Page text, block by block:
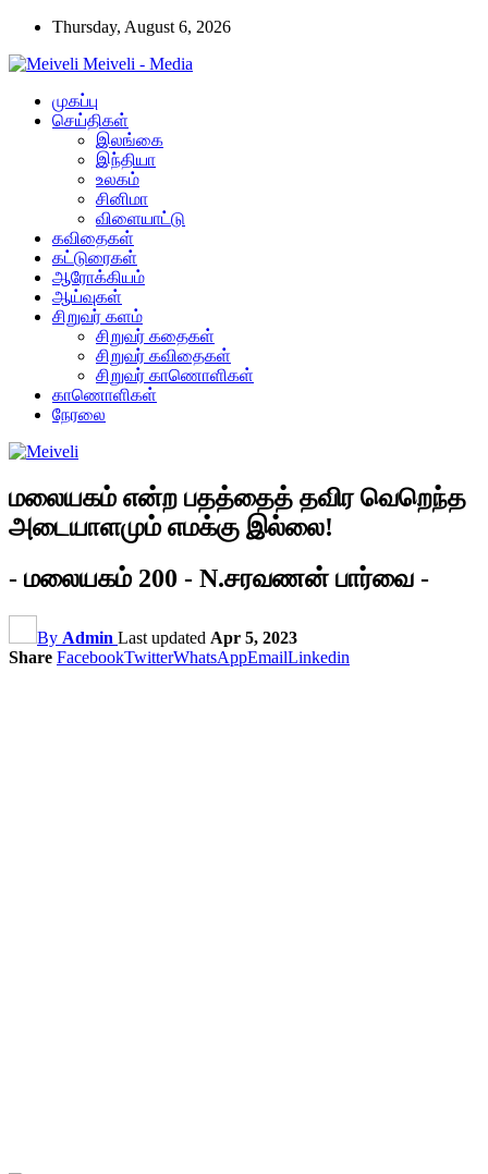
Thursday, August 6, 2026
Meiveli - Media
முகப்பு
செய்திகள்
இலங்கை
இந்தியா
உலகம்
சினிமா
விளையாட்டு
கவிதைகள்
கட்டுரைகள்
ஆரோக்கியம்
ஆய்வுகள்
சிறுவர் களம்
சிறுவர் கதைகள்
சிறுவர் கவிதைகள்
சிறுவர் காணொளிகள்
காணொளிகள்
நேரலை
மலையகம் என்ற பதத்தைத் தவிர வெறெந்த
அடையாளமும் எமக்கு இல்லை!
- மலையகம் 200 - N.சரவணன் பார்வை -
By Admin Last updated Apr 5, 2023
Share FacebookTwitterWhatsAppEmailLinkedin